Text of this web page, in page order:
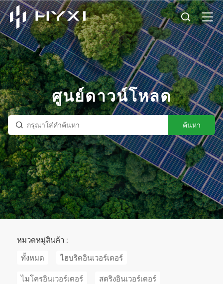
ศูนย์ดาวน์โหลด
ค้นหา
หมวดหมู่สินค้า :
ทั้งหมด
ไฮบริดอินเวอร์เตอร์
ไมโครอินเวอร์เตอร์ สตริงอินเวอร์เตอร์